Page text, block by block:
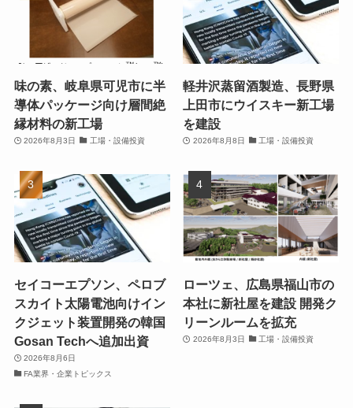
味の素、岐阜県可児市に半
導体パッケージ向け層間絶
縁材料の新工場
2026年8月3日 工場・設備投資
軽井沢蒸留酒製造、長野県
上田市にウイスキー新工場
を建設
2026年8月8日 工場・設備投資
セイコーエプソン、ペロブ
スカイト太陽電池向けイン
クジェット装置開発の韓国
Gosan Techへ追加出資
2026年8月6日
FA業界・企業トピックス
ローツェ、広島県福山市の
本社に新社屋を建設 開発ク
リーンルームを拡充
2026年8月3日 工場・設備投資